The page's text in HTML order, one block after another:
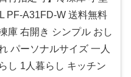
PF-A31FD-W 送料無料
庫 右開き シンプル おし
パーソナルサイズ 一人
し 1人暮らし キッチン